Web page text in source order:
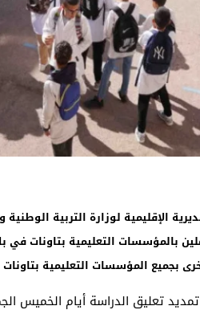
الإقليمية لوزارة التربية
العاملين بالمؤسسات التعليمية بتاونات